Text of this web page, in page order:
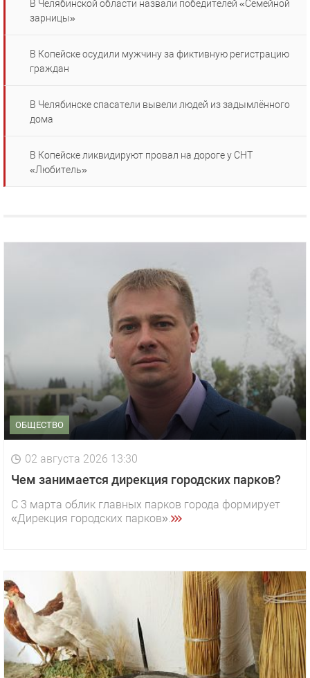
В Челябинской области назвали победителей «Семейной
зарницы»
В Копейске осудили мужчину за фиктивную регистрацию
граждан
В Челябинске спасатели вывели людей из задымлённого
дома
В Копейске ликвидируют провал на дороге у СНТ
«Любитель»
ОБЩЕСТВО
02 августа 2026 13:30
Чем занимается дирекция городских парков?
С 3 марта облик главных парков города формирует
«Дирекция городских парков».